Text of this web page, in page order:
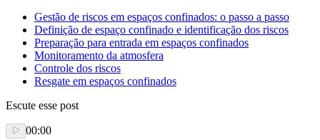
Gestão de riscos em espaços confinados: o passo a passo
Definição de espaço confinado e identificação dos riscos
Preparação para entrada em espaços confinados
Monitoramento da atmosfera
Controle dos riscos
Resgate em espaços confinados
Escute esse post
00:00